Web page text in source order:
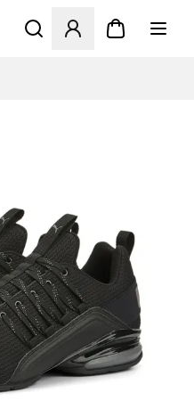
Åbner en Modal til at